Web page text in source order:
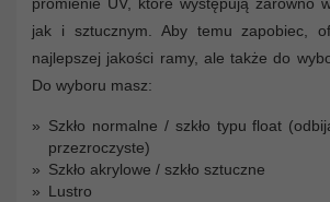
jak i sztucznym. Aby temu zapobiec,
najlepszej jakości ramy, ale także do
Do wyboru masz:
Szkło normalne / szkło typu float
przezroczyste)
Szkło akrylowe / szkło sztuczne
Lustro